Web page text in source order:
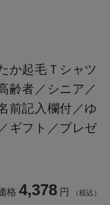
か起毛Ｔシャツ
齢者／シニア／
前記入欄付／ゆ
ギフト／プレゼ
格 4,378 円 （税込）